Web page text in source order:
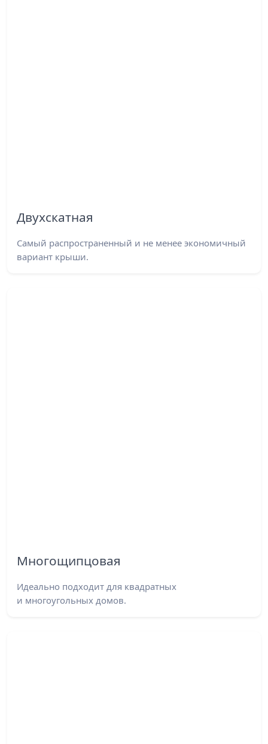
Двухскатная
Самый распространенный и не менее экономичный
вариант крыши.
Многощипцовая
Идеально подходит для квадратных
и многоугольных домов.